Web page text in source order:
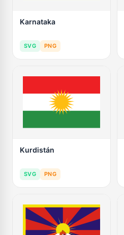
Karnataka
SVG PNG
Kurdistán
SVG PNG